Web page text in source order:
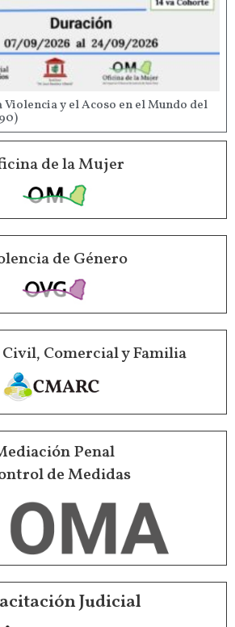
y el Acoso en el Mundo del
de la Mujer
de Género
Comercial y Familia
Penal
de Medidas
Judicial